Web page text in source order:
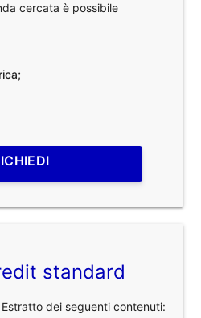
cercata è possibile
standard
dei seguenti contenuti: